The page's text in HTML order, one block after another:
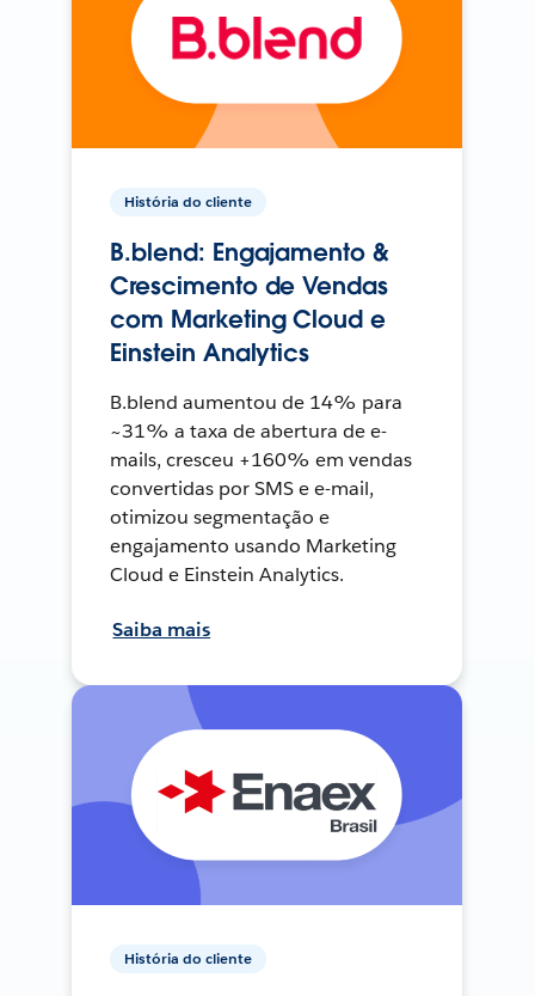
História do cliente
B.blend: Engajamento &
Crescimento de Vendas
com Marketing Cloud e
Einstein Analytics
B.blend aumentou de 14% para
~31% a taxa de abertura de e-
mails, cresceu +160% em vendas
convertidas por SMS e e-mail,
otimizou segmentação e
engajamento usando Marketing
Cloud e Einstein Analytics.
Saiba mais
História do cliente